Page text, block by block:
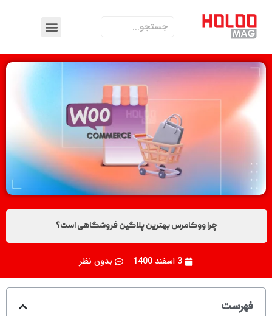
چرا ووکامرس بهترین پلاگین فروشگاهی است؟
3 اسفند 1400 بدون نظر
فهرست